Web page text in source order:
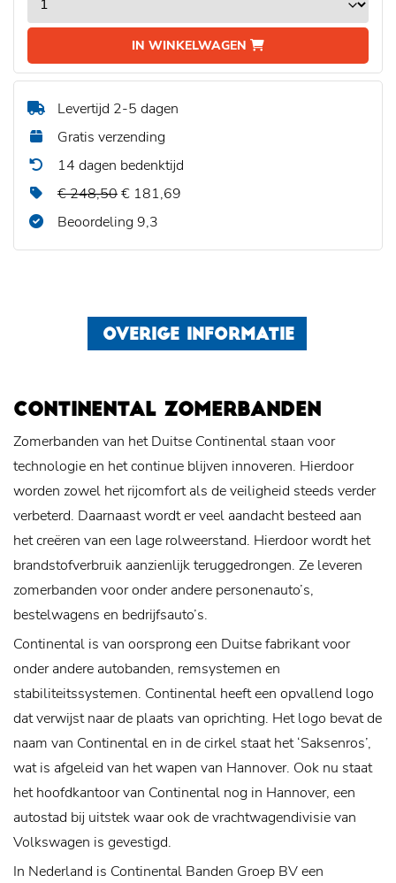
IN WINKELWAGEN
Levertijd 2-5 dagen
Gratis verzending
14 dagen bedenktijd
€ 248,50€ 181,69
Beoordeling 9,3
OVERIGE INFORMATIE
CONTINENTAL ZOMERBANDEN
Zomerbanden van het Duitse Continental staan voor
technologie en het continue blijven innoveren. Hierdoor
worden zowel het rijcomfort als de veiligheid steeds verder
verbeterd. Daarnaast wordt er veel aandacht besteed aan
het creëren van een lage rolweerstand. Hierdoor wordt het
brandstofverbruik aanzienlijk teruggedrongen. Ze leveren
zomerbanden voor onder andere personenauto’s,
bestelwagens en bedrijfsauto’s.
Continental is van oorsprong een Duitse fabrikant voor
onder andere autobanden, remsystemen en
stabiliteitssystemen. Continental heeft een opvallend logo
dat verwijst naar de plaats van oprichting. Het logo bevat de
naam van Continental en in de cirkel staat het ‘Saksenros’,
wat is afgeleid van het wapen van Hannover. Ook nu staat
het hoofdkantoor van Continental nog in Hannover, een
autostad bij uitstek waar ook de vrachtwagendivisie van
Volkswagen is gevestigd.
In Nederland is Continental Banden Groep BV een